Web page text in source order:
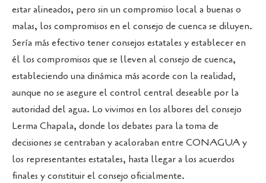
estar alineados, pero sin un compromiso local a buenas o
malas, los compromisos en el consejo de cuenca se diluyen.
Sería más efectivo tener consejos estatales y establecer en
él los compromisos que se lleven al consejo de cuenca,
estableciendo una dinámica más acorde con la realidad,
aunque no se asegure el control central deseable por la
autoridad del agua. Lo vivimos en los albores del consejo
Lerma Chapala, donde los debates para la toma de
decisiones se centraban y acaloraban entre CONAGUA y
los representantes estatales, hasta llegar a los acuerdos
finales y constituir el consejo oficialmente.